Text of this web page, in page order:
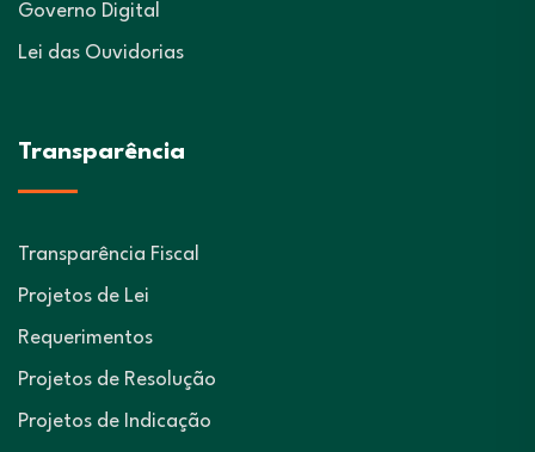
Governo Digital
Lei das Ouvidorias
Transparência
Transparência Fiscal
Projetos de Lei
Requerimentos
Projetos de Resolução
Projetos de Indicação